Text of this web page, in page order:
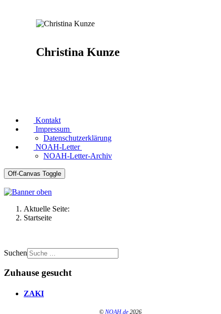
Christina Kunze
Kontakt
Impressum
Datenschutzerklärung
NOAH-Letter
NOAH-Letter-Archiv
Off-Canvas Toggle
Aktuelle Seite:
Startseite
Suchen
Zuhause gesucht
ZAKI
© NOAH.de 2026